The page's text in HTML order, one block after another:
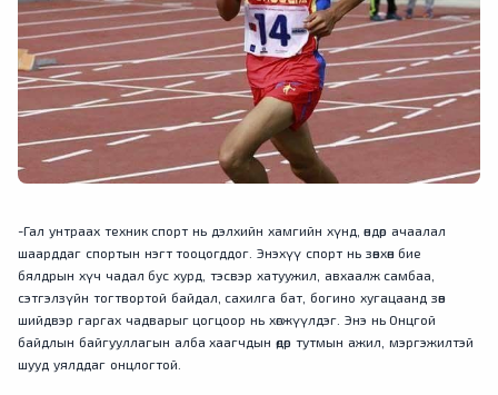
-Гал унтраах техник спорт нь дэлхийн хамгийн хүнд, өндөр ачаалал
шаарддаг спортын нэгт тооцогддог. Энэхүү спорт нь зөвхөн бие
бялдрын хүч чадал бус хурд, тэсвэр хатуужил, авхаалж самбаа,
сэтгэлзүйн тогтвортой байдал, сахилга бат, богино хугацаанд зөв
шийдвэр гаргах чадварыг цогцоор нь хөгжүүлдэг. Энэ нь Онцгой
байдлын байгууллагын алба хаагчдын өдөр тутмын ажил, мэргэжилтэй
шууд уялддаг онцлогтой.